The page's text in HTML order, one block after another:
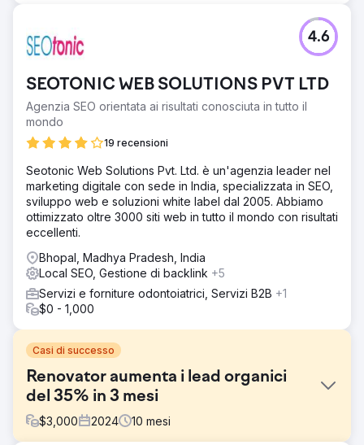
SEOTONIC WEB SOLUTIONS PVT LTD
Agenzia SEO orientata ai risultati conosciuta in tutto il
mondo
19 recensioni
4.6
Seotonic Web Solutions Pvt. Ltd. è un'agenzia leader nel
marketing digitale con sede in India, specializzata in SEO,
sviluppo web e soluzioni white label dal 2005. Abbiamo
ottimizzato oltre 3000 siti web in tutto il mondo con risultati
eccellenti.
Bhopal, Madhya Pradesh, India
Local SEO, Gestione di backlink +5
Servizi e forniture odontoiatrici, Servizi B2B +1
$0 - 1,000
Casi di successo
Renovator aumenta i lead organici
del 35% in 3 mesi
$3,000 2024 10 mesi